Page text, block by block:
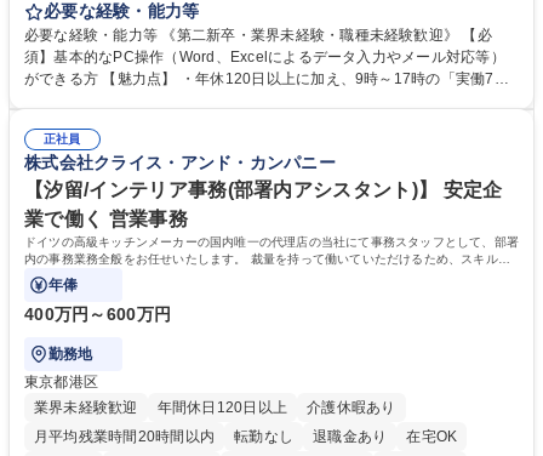
テム入力、電話・FAX対応をお任せします。将来的には、各種委員会の運
営事務局業務などにも幅広く携わっていただきます。 【会員管理・データ
入力業務】 ・医師（会員）の住所変更、個人情報のシステム登録・更新
・年会費の徴収管理や入金データの照合確認 【問い合わせ対応】 ・会員
年休120日/デスクワーク中心で残業少なめ
必要な経験・能力等
必要な経験・能力等 《第二新卒・業界未経験・職種未経験歓迎》 【必
須】基本的なPC操作（Word、Excelによるデータ入力やメール対応等）
ができる方 【魅力点】 ・年休120日以上に加え、9時～17時の「実働7時
整、資料作成、当日の運営サポート 学歴・資格 学歴：大学院 大学 語学
力： 資格：
正社員
株式会社クライス・アンド・カンパニー
【汐留/インテリア事務(部署内アシスタント)】 安定企
業で働く 営業事務
ドイツの高級キッチンメーカーの国内唯一の代理店の当社にて事務スタッフとして、部署
内の事務業務全般をお任せいたします。 裁量を持って働いていただけるため、スキルア
ップも可能です。
年俸
400万円～600万円
勤務地
東京都港区
業界未経験歓迎
年間休日120日以上
介護休暇あり
月平均残業時間20時間以内
転勤なし 退職金あり
在宅OK